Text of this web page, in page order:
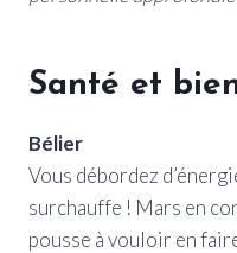
Santé et
Bélier
Vous débordez
surchauffe ! Mars en
pousse à vouloir en